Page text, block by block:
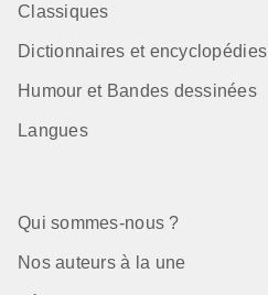
Classiques
Dictionnaires et encyclopédies
Humour et Bandes dessinées
Langues
Qui sommes-nous ?
Nos auteurs à la une